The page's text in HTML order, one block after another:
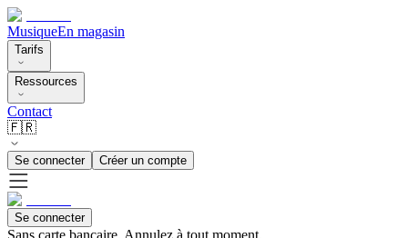
MusiqueEn magasin
Tarifs
Ressources
Contact
🇫🇷
Se connecter Créer un compte
Se connecter
Sans carte bancaire. Annulez à tout moment.